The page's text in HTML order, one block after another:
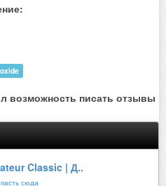
oxide
возможность писать отзывы
Classic | Д..
сюда